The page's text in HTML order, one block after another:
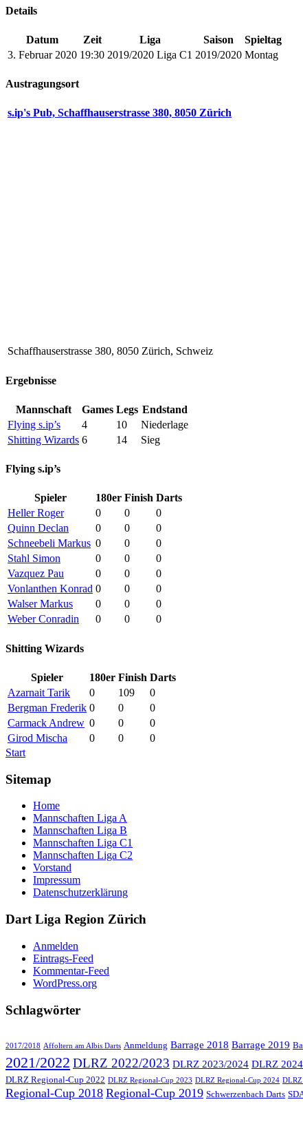
Details
Datum Zeit Liga Saison
Spieltag
3. Februar 2020 19:30 2019/2020 Liga C1 2019/2020 Montag
Austragungsort
s.ip's Pub, Schaffhauserstrasse 380, 8050 Zürich
Schaffhauserstrasse 380, 8050 Zürich, Schweiz
Ergebnisse
Mannschaft Games Legs Endstand
Flying s.ip’s
4 10
Niederlage
Shitting Wizards 6 14 Sieg
Flying s.ip’s
Spieler 180er Finish Darts
Heller Roger
0 0
0
Quinn Declan
0 0
0
Schneebeli Markus 0 0
0
Stahl Simon
0 0
0
Vazquez Pau
0 0
0
Vonlanthen Konrad 0 0
0
Walser Markus
0 0
0
Weber Conradin
0 0 0
Shitting Wizards
Spieler 180er Finish Darts
Azarnait Tarik
0 109
0
Bergman Frederik 0 0
0
Carmack Andrew 0 0
0
Girod Mischa
0 0
0
Start
Sitemap
Home
Mannschaften Liga A
Mannschaften Liga B
Mannschaften Liga C1
Mannschaften Liga C2
Vorstand
Impressum
Datenschutzerklärung
Dart Liga Region Zürich
Anmelden
Eintrags-Feed
Kommentar-Feed
WordPress.org
Schlagwörter
2017/2018 Affoltern am Albis Darts Anmeldung Barrage 2018 Barrage 2019
2021/2022 DLRZ 2022/2023 DLRZ 2023/2024 DLRZ
DLRZ Regional-Cup 2022 DLRZ Regional-Cup 2023 DLRZ Regional-Cup 2024 DLRZ
Regional-Cup 2018 Regional-Cup 2019 Schwerzenbach Darts